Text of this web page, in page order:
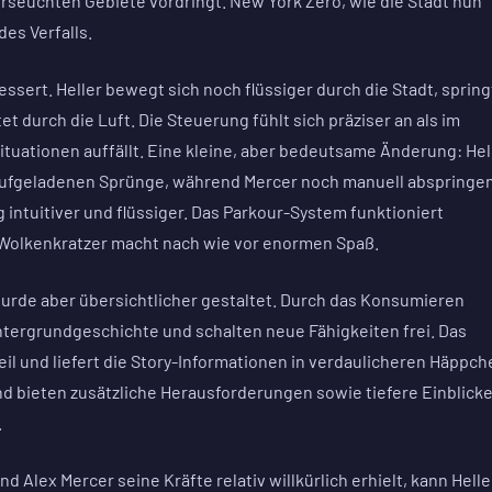
Verfalls.
Heller bewegt sich noch flüssiger durch die Stadt,
durch die Luft. Die Steuerung fühlt sich präziser an als im
auffällt. Eine kleine, aber bedeutsame Änderung:
Sprünge, während Mercer noch manuell
intuitiver und flüssiger. Das Parkour-System funktioniert
macht nach wie vor enormen Spaß.
aber übersichtlicher gestaltet. Durch das Konsumieren
und schalten neue Fähigkeiten frei. Das
und liefert die Story-Informationen in verdaulicheren
bieten zusätzliche Herausforderungen sowie tiefere
Alex Mercer seine Kräfte relativ willkürlich erhielt, kann